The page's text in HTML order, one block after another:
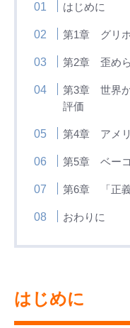
はじめに
第1章 グリ
第2章 歪め
第3章 世界か
評価
第4章 アメ
第5章 ベー
第6章 「正
おわりに
はじめに